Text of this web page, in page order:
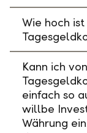
Wie hoch
Kann ich
einfach so
willbe
Währung